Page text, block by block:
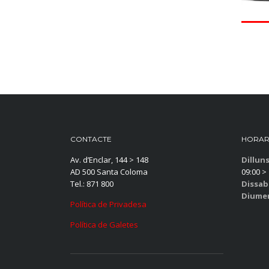
CONTACTE
Av. d’Enclar, 144 > 148
AD 500 Santa Coloma
Tel.: 871 800
Política de Privadesa
Política de Galetes
09:00 >